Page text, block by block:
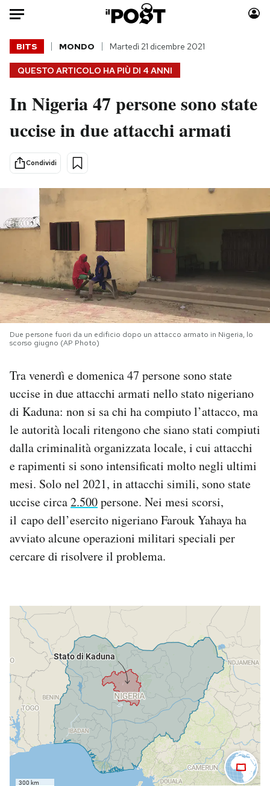
Auto
HOME
Italia
Politica
Tecnologia
Internet
Scienza
Cultura
Economia
Moda
Consumismi
Media
Altrecose
PODCAST
NEWSLETTER
I MIEI PREFERITI
SHOP
CALENDARIO
AREA PERSONALE
Area Personale
Newsletter
QUESTO ARTICOLO HA PIÙ DI 4 ANNI
BITS MONDO Martedì 21 dicembre 2021
In Nigeria 47 persone sono state
uccise in due attacchi armati
Condividi
Due persone fuori da un edificio dopo un attacco armato in Nigeria, lo
scorso giugno (AP Photo)
Tra venerdì e domenica 47 persone sono state
uccise in due attacchi armati nello stato nigeriano
di Kaduna: non si sa chi ha compiuto l’attacco, ma
le autorità locali ritengono che siano stati compiuti
dalla criminalità organizzata locale, i cui attacchi
e rapimenti si sono intensificati molto negli ultimi
mesi. Solo nel 2021, in attacchi simili, sono state
uccise circa2.500persone. Nei mesi scorsi,
il capo dell’esercito nigeriano Farouk Yahaya ha
avviato alcune operazioni militari speciali per
cercare di risolvere il problema.